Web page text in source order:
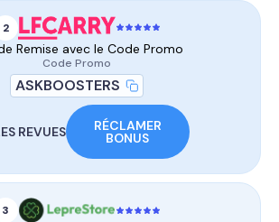
2
Remise avec le Code Promo
Code Promo
ASKBOOSTERS
REVUES RÉCLAMER
BONUS
3